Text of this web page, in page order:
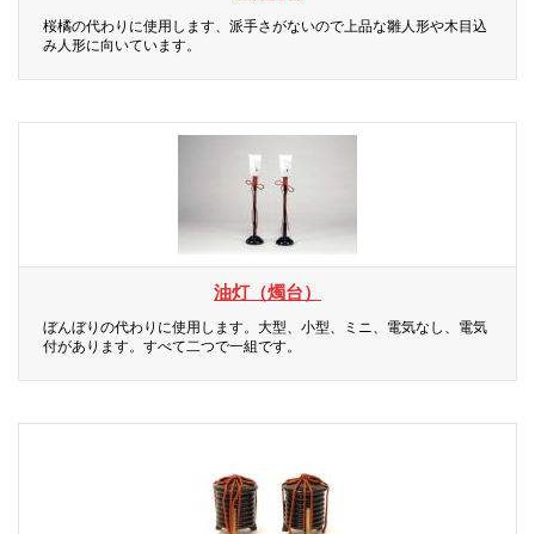
桜橘の代わりに使用します、派手さがないので上品な雛人形や木目込
み人形に向いています。
油灯（燭台）
ぼんぼりの代わりに使用します。大型、小型、ミニ、電気なし、電気
付があります。すべて二つで一組です。